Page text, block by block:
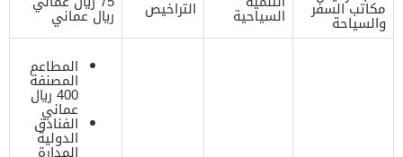
مكاتب السفر
والسياحة السياحية التراخيص ريال عماني
المطاعم
المصنفة
400 ريال
عماني
الفنادق
الدولية